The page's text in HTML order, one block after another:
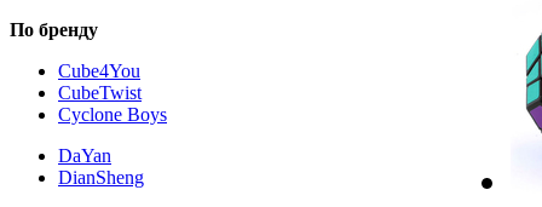
По бренду
Cube4You
CubeTwist
Cyclone Boys
DaYan
DianSheng